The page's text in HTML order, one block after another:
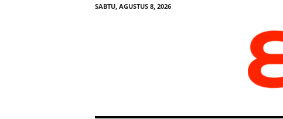
SABTU, AGUSTUS 8, 2026